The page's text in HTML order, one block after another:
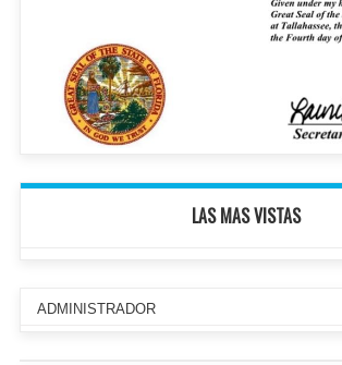
LAS MAS VISTAS
ADMINISTRADOR